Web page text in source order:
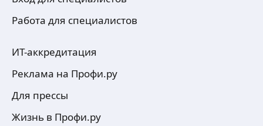
Работа для специалистов
ИТ-аккредитация
Реклама на Профи.ру
Для прессы
Жизнь в Профи.ру